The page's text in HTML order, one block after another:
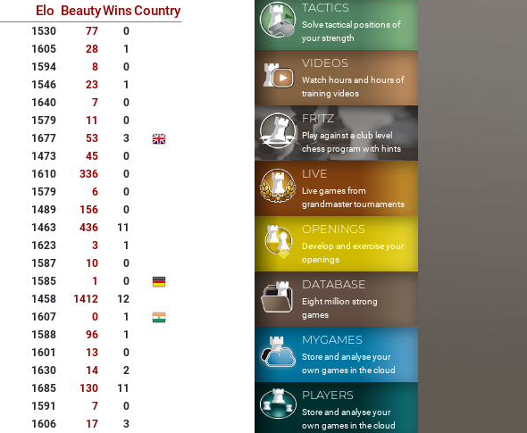
Elo BeautyWinsCountry
1530 77
0
1605 28
1
1594 8
0
1546 23
1
1640 7
0
1579 11
0
1677 53
3
1473 45
0
1610 336
0
1579 6
0
1489 156
0
1463 436
11
1623 3
1
1587 10
0
1585 1
0
1458 1412
12
1607 0
1
1588 96
1
1601 13
0
1630 14
2
1685 130
11
1591 7
0
1606 17
3
TACTICS
Solve tactical positions of
your strength
VIDEOS
Watch hours and hours of
training videos
FRITZ
Play against a club level
chess program with hints
LIVE
Live games from
grandmaster tournaments
OPENINGS
Develop and exercise your
openings
DATABASE
Eight million strong
games
MYGAMES
Store and analyse your
own games in the cloud
PLAYERS
Store and analyse your
own games in the cloud